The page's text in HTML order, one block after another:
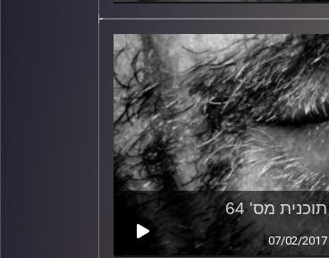
תוכנית מס' 64
07/02/2017